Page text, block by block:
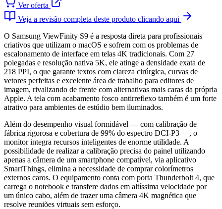
Ver oferta
Veja a revisão completa deste produto clicando aqui
O Samsung ViewFinity S9 é a resposta direta para profissionais
criativos que utilizam o macOS e sofrem com os problemas de
escalonamento de interface em telas 4K tradicionais. Com 27
polegadas e resolução nativa 5K, ele atinge a densidade exata de
218 PPI, o que garante textos com clareza cirúrgica, curvas de
vetores perfeitas e excelente área de trabalho para editores de
imagem, rivalizando de frente com alternativas mais caras da própria
Apple. A tela com acabamento fosco antirreflexo também é um forte
atrativo para ambientes de estúdio bem iluminados.
Além do desempenho visual formidável — com calibração de
fábrica rigorosa e cobertura de 99% do espectro DCI-P3 —, o
monitor integra recursos inteligentes de enorme utilidade. A
possibilidade de realizar a calibração precisa do painel utilizando
apenas a câmera de um smartphone compatível, via aplicativo
SmartThings, elimina a necessidade de comprar colorímetros
externos caros. O equipamento conta com porta Thunderbolt 4, que
carrega o notebook e transfere dados em altíssima velocidade por
um único cabo, além de trazer uma câmera 4K magnética que
resolve reuniões virtuais sem esforço.